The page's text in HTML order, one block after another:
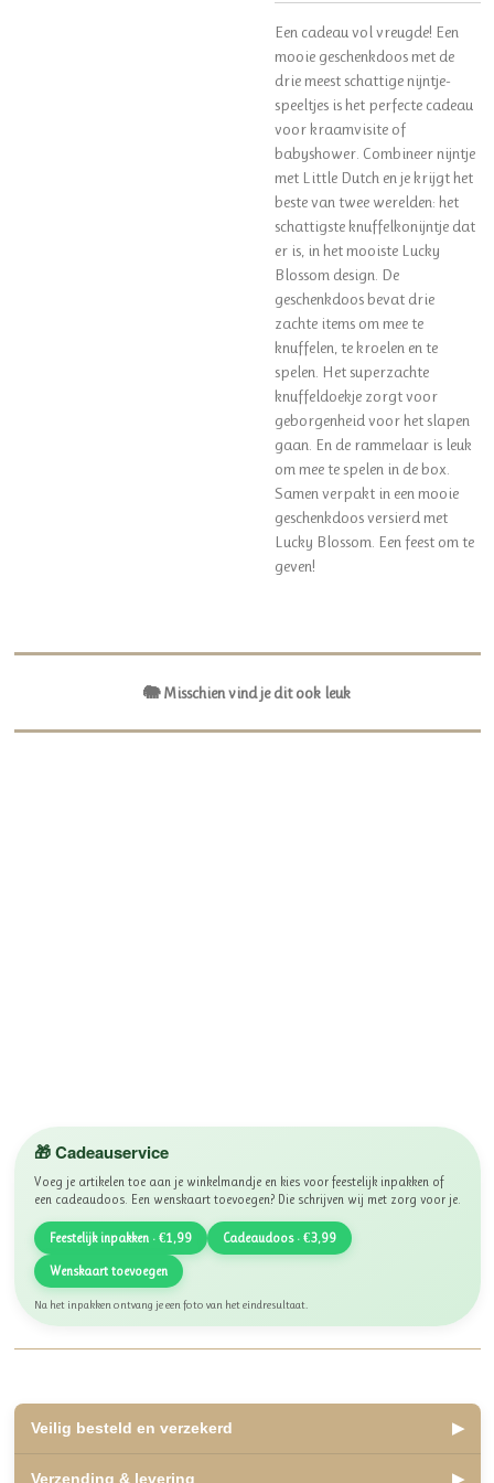
Een cadeau vol vreugde! Een
mooie geschenkdoos met de
drie meest schattige nijntje-
speeltjes is het perfecte cadeau
voor kraamvisite of
babyshower. Combineer nijntje
met Little Dutch en je krijgt het
beste van twee werelden: het
schattigste knuffelkonijntje dat
er is, in het mooiste Lucky
Blossom design. De
geschenkdoos bevat drie
zachte items om mee te
knuffelen, te kroelen en te
spelen. Het superzachte
knuffeldoekje zorgt voor
geborgenheid voor het slapen
gaan. En de rammelaar is leuk
om mee te spelen in de box.
Samen verpakt in een mooie
geschenkdoos versierd met
Lucky Blossom. Een feest om te
geven!
🐘 Misschien vind je dit ook leuk
🎁 Cadeauservice
Voeg je artikelen toe aan je winkelmandje en kies voor feestelijk inpakken of
een cadeaudoos. Een wenskaart toevoegen? Die schrijven wij met zorg voor je.
Feestelijk inpakken · €1,99 Cadeaudoos · €3,99
Wenskaart toevoegen
Na het inpakken ontvang je een foto van het eindresultaat.
Veilig besteld en verzekerd ▶
Verzending & levering ▶